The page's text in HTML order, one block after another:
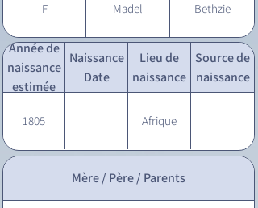
F Madel Bethzie
Année de
naissance
estimée
Naissance
Date
Lieu de
naissance
Source de
naissance
1805 Afrique
Mère / Père / Parents